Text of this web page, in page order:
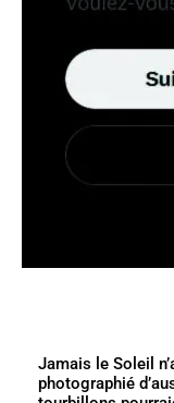
Jamais le Soleil
photographié